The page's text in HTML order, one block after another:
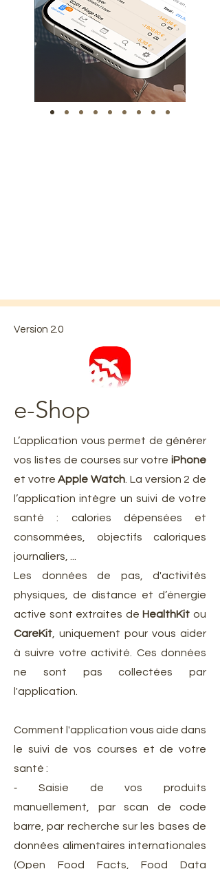
Version 2.0
e-Shop
L’application vous permet de générer
vos listes de courses sur votre iPhone
et votreApple Watch . La version 2 de
l’application intègre un suivi de votre
santé : calories dépensées et
consommées, objectifs caloriques
journaliers, ...
Les données de pas, d'activités
physiques, de distance et d’énergie
active sont extraites de HealthKit ou
CareKit , uniquement pour vous aider
à suivre votre activité. Ces données
ne sont pas collectées par
l'application.
Comment l'application vous aide dans
le suivi de vos courses et de votre
santé :
⁃ Saisie de vos produits
manuellement, par scan de code
barre, par recherche sur les bases de
données alimentaires internationales
(Open Food Facts, Food Data